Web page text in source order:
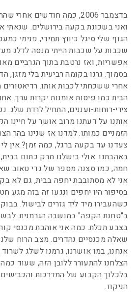
בדצמבר 2006, כמה חודשים
ואני בשכונת בקעה בירושלים. שנאתי
הגוף שלי סיגל כיווץ תמידי, פנימי
שכבות על שכבות הייתי מנסה לדלג
אפשריות, ואז נרטבת בתוך הגרביים
בסמוך. גרנו בקומה רביעית בלי מזגן,
אחרי ששכחתי לכבות אותו. רדיאטורים
הבית כמו פיסות אומנות יקרות ערך.
צירי-רוחות-ועננים, התחיל לרדת שלג.
אותנו על דעתנו מרוב אושר על חיינו
הזמניים כמותו. למדנו אז שנינו בהר
צעדנו עד בקעה ברגל, כמה זמן? אין
באהבתנו. אולי בישלנו מרק כתום
חמה, כמו סצנה מספר של גדי טאוב
אני לא מסתובבת יחפה בבית, גם לא
בסיפור היו יחפים ונגעו זה בזה מגע
כשהעבירו מיד ליד גזרים לבישול.
ב"טחנת הקפה" במושבה הגרמנית.
בצבע תכלת. כמה אני אוהבת מכנסי
שאלה מכנסיים נהדרים. מצב הרוח
אנחנו, במו אושרנו, גרמנו לשלג
הצלחנו להתעורר ללובן הזה, שעוד
בלכלוך הקבוע של המדרכות
הניקוז.